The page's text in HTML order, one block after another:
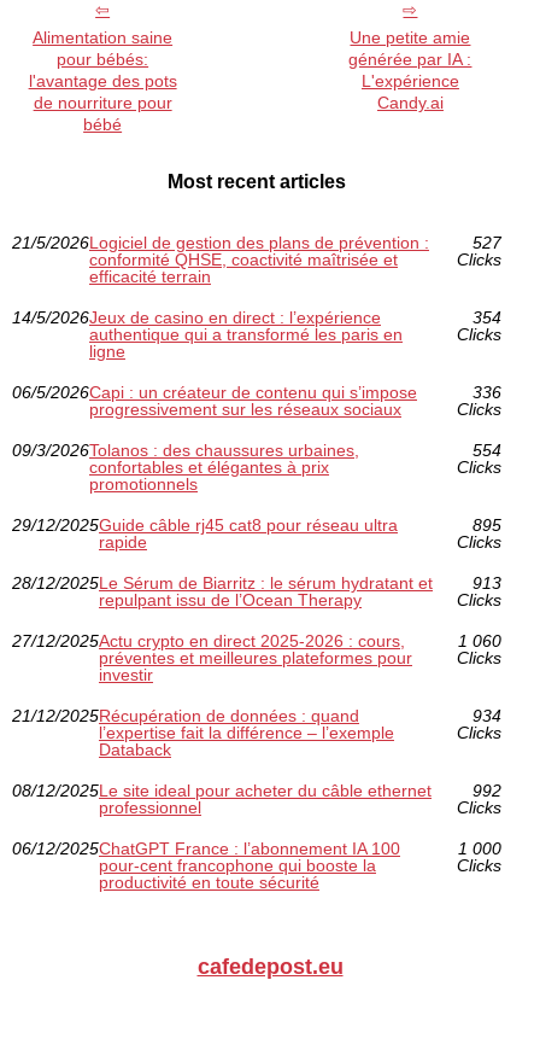
Alimentation saine
pour bébés:
l'avantage des pots
de nourriture pour
bébé
Une petite amie
générée par IA :
L'expérience
Candy.ai
Most recent articles
21/5/2026Logiciel de gestion des plans de prévention :
conformité QHSE, coactivité maîtrisée et
efficacité terrain
527
Clicks
14/5/2026Jeux de casino en direct : l’expérience
authentique qui a transformé les paris en
ligne
354
Clicks
06/5/2026Capi : un créateur de contenu qui s’impose
progressivement sur les réseaux sociaux
336
Clicks
09/3/2026Tolanos : des chaussures urbaines,
confortables et élégantes à prix
promotionnels
554
Clicks
29/12/2025Guide câble rj45 cat8 pour réseau ultra
rapide
895
Clicks
28/12/2025Le Sérum de Biarritz : le sérum hydratant et
repulpant issu de l’Ocean Therapy
913
Clicks
27/12/2025Actu crypto en direct 2025-2026 : cours,
préventes et meilleures plateformes pour
investir
1 060
Clicks
21/12/2025Récupération de données : quand
l’expertise fait la différence – l’exemple
Databack
934
Clicks
08/12/2025Le site ideal pour acheter du câble ethernet
professionnel
992
Clicks
06/12/2025ChatGPT France : l’abonnement IA 100
pour-cent francophone qui booste la
productivité en toute sécurité
1 000
Clicks
cafedepost.eu